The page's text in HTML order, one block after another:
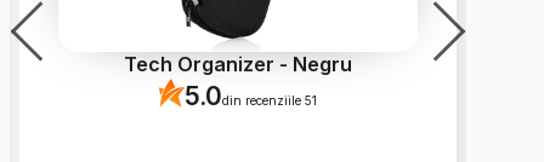
Tech Organizer - Negru
5.0din recenziile 51